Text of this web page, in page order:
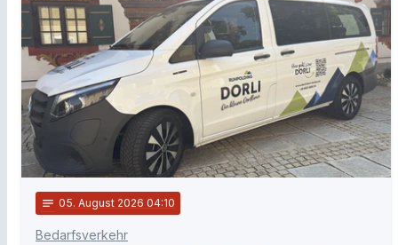
notes 05. August 2026 04:10
Bedarfsverkehr